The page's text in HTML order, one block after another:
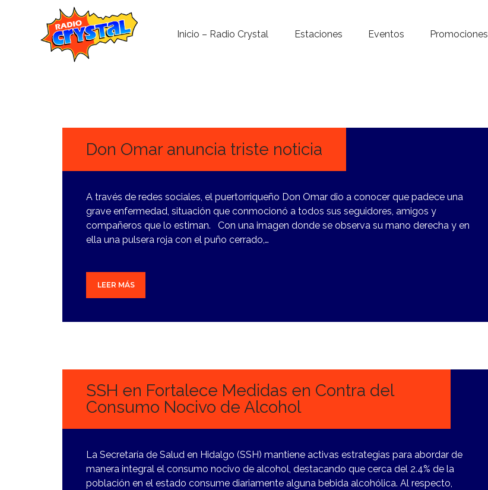
Inicio – Radio Crystal Estaciones Eventos Promociones
Noticias
Para ti
Contacto
Don Omar anuncia triste noticia
A través de redes sociales, el puertorriqueño Don Omar dio a conocer que padece una
grave enfermedad, situación que conmocionó a todos sus seguidores, amigos y
compañeros que lo estiman. Con una imagen donde se observa su mano derecha y en
ella una pulsera roja con el puño cerrado,…
LEER MÁS
SSH en Fortalece Medidas en Contra del
Consumo Nocivo de Alcohol
La Secretaría de Salud en Hidalgo (SSH) mantiene activas estrategias para abordar de
manera integral el consumo nocivo de alcohol, destacando que cerca del 2.4% de la
población en el estado consume diariamente alguna bebida alcohólica. Al respecto,